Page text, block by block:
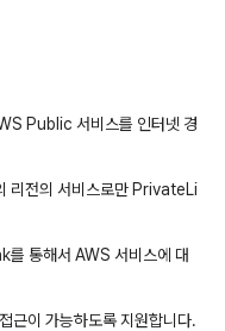
Public 서비스를 인터넷 경
리전의 서비스로만 PrivateLi
통해서 AWS 서비스에 대
근이 가능하도록 지원합니다.